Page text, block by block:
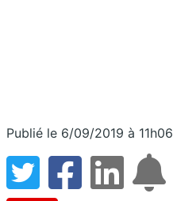
Publié le 6/09/2019 à 11h06